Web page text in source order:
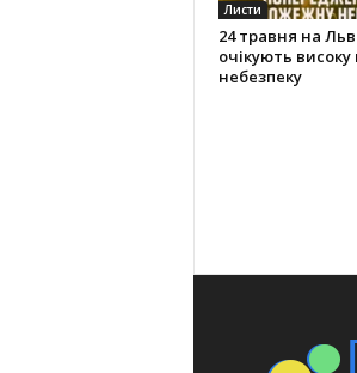
Листи
24 травня на
очікують
небезпеку